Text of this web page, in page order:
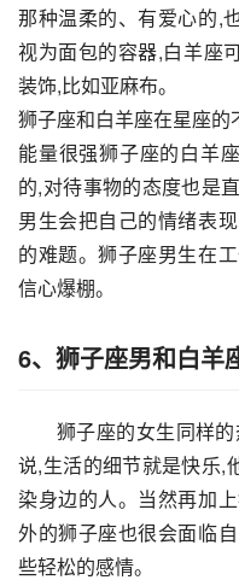
那种温柔的、有爱心的,
视为面包的容器,白羊座
装饰,比如亚麻布。
狮子座和白羊座在星座
能量很强狮子座的白羊
的,对待事物的态度也是
男生会把自己的情绪表
的难题。狮子座男生在
信心爆棚。
6、狮子座男和白羊
狮子座的女生同样
说,生活的细节就是快乐,
染身边的人。当然再加
外的狮子座也很会面临
些轻松的感情。